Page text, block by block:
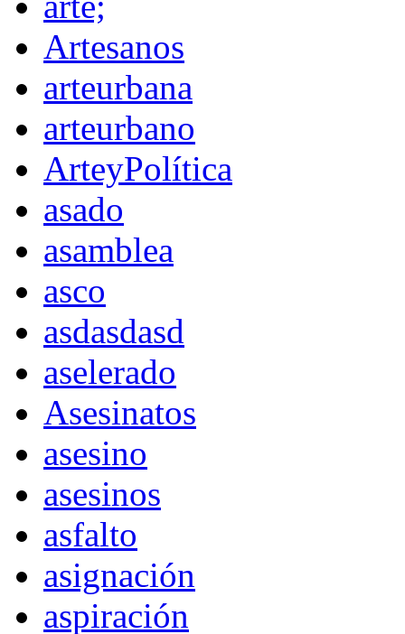
Artesanos
arteurbana
arteurbano
ArteyPolítica
asado
asamblea
asco
asdasdasd
aselerado
Asesinatos
asesino
asesinos
asfalto
asignación
aspiración